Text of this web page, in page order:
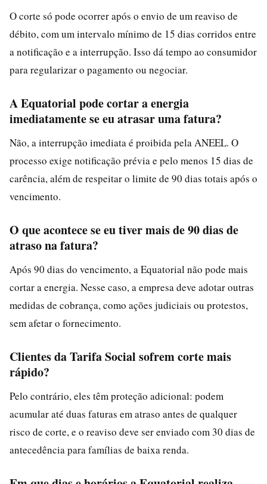
O corte só pode ocorrer após o envio de um reaviso de
débito, com um intervalo mínimo de 15 dias corridos entre
a notificação e a interrupção. Isso dá tempo ao consumidor
para regularizar o pagamento ou negociar.
A Equatorial pode cortar a energia
imediatamente se eu atrasar uma fatura?
Não, a interrupção imediata é proibida pela ANEEL. O
processo exige notificação prévia e pelo menos 15 dias de
carência, além de respeitar o limite de 90 dias totais após o
vencimento.
O que acontece se eu tiver mais de 90 dias de
atraso na fatura?
Após 90 dias do vencimento, a Equatorial não pode mais
cortar a energia. Nesse caso, a empresa deve adotar outras
medidas de cobrança, como ações judiciais ou protestos,
sem afetar o fornecimento.
Clientes da Tarifa Social sofrem corte mais
rápido?
Pelo contrário, eles têm proteção adicional: podem
acumular até duas faturas em atraso antes de qualquer
risco de corte, e o reaviso deve ser enviado com 30 dias de
antecedência para famílias de baixa renda.